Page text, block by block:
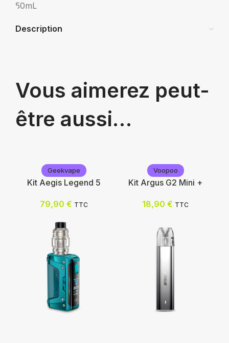
50mL
Description
Vous aimerez peut-
être aussi…
Geekvape
Kit Aegis Legend 5
79,90 € TTC
Voopoo
Kit Argus G2 Mini +
18,90 € TTC